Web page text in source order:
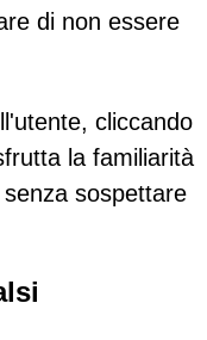
di non essere
cliccando
la familiarità
sospettare